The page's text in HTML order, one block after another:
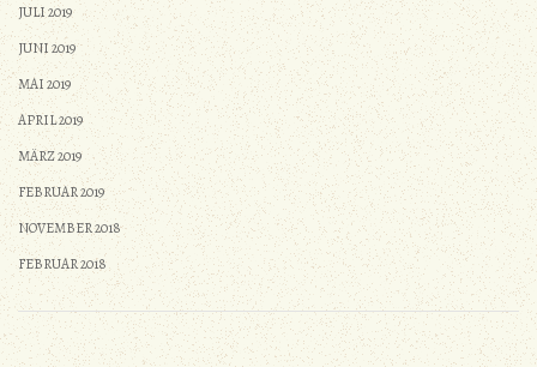
JULI 2019
JUNI 2019
MAI 2019
APRIL 2019
MÄRZ 2019
FEBRUAR 2019
NOVEMBER 2018
FEBRUAR 2018